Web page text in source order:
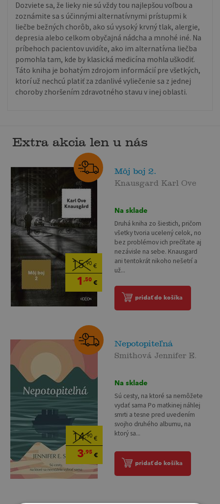
Dozviete sa, že lieky nie sú vždy tou najlepšou voľbou a
zoznámite sa s účinnými alternatívnymi prístupmi k
liečbe bežných chorôb, ako sú vysoký krvný tlak, alergie,
depresia alebo celkom obyčajná nádcha a mnohé iné. Na
príbehoch pacientov uvidíte, ako im alternatívna liečba
pomohla tam, kde by klasická medicína mohla uškodiť.
Táto kniha je bohatým zdrojom informácií pre všetkých,
ktorí už nechcú platiť za zdanlivé vyliečenie sa z jednej
choroby zhoršením zdravotného stavu v inej oblasti.
Extra akcia len u nás
15,90€
1 ,50€
Môj boj 2.
Knausgard Karl Ove
Na sklade
Druhá kniha zo šiestich, pričom
všetky tvoria ucelený celok, no
bez problémov ich prečítate aj
nezávisle na sebe. Knausgard
ani tentokrát nikoho nešetrí a
už...
pridať do košíka
14,90€
3,95€
Nepotopiteľná
Smithová Jennifer E.
Na sklade
Sú cesty, na ktoré sa nemôžete
vydať sama Po matkinej náhlej
smrti a tesne pred uvedením
svojho druhého albumu, na
ktorý sa...
pridať do košíka